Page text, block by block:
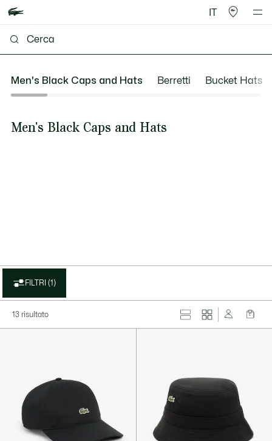
IT
Men's Black Caps and Hats Berretti Bucket Hats
Men's Black Caps and Hats
FILTRI (1)
13 risultato